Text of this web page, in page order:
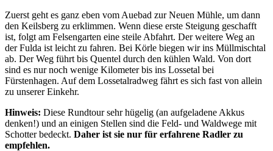
Zuerst geht es ganz eben vom Auebad zur Neuen Mühle, um dann
den Keilsberg zu erklimmen. Wenn diese erste Steigung geschafft
ist, folgt am Felsengarten eine steile Abfahrt. Der weitere Weg an
der Fulda ist leicht zu fahren. Bei Körle biegen wir ins Müllmischtal
ab. Der Weg führt bis Quentel durch den kühlen Wald. Von dort
sind es nur noch wenige Kilometer bis ins Lossetal bei
Fürstenhagen. Auf dem Lossetalradweg fährt es sich fast von allein
zu unserer Einkehr.
Hinweis: Diese Rundtour sehr hügelig (an aufgeladene Akkus
denken!) und an einigen Stellen sind die Feld- und Waldwege mit
Schotter bedeckt. Daher ist sie nur für erfahrene Radler zu
empfehlen.